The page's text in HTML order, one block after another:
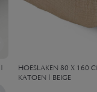
HOESLAKEN 80 X 160
KATOEN | BEIGE